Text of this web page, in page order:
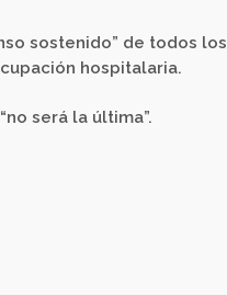
sostenido” de todos los
hospitalaria.
será la última”.